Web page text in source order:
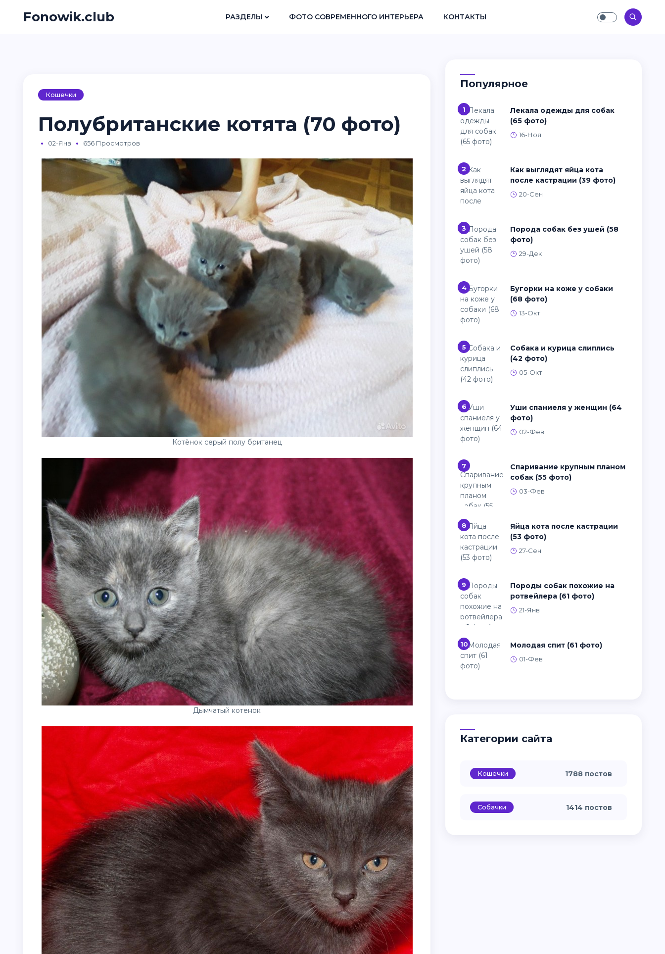
Fonowik.club РАЗДЕЛЫ ФОТО СОВРЕМЕННОГО ИНТЕРЬЕРА КОНТАКТЫ
Кошечки
Полубританские котята (70 фото)
02-Янв 656 Просмотров
Котёнок серый полу британец
Дымчатый котенок
Популярное
1
Лекала одежды для собак
(65 фото)
16-Ноя
2
Как выглядят яйца кота
после кастрации (39 фото)
20-Сен
3
Порода собак без ушей (58
фото)
29-Дек
4
Бугорки на коже у собаки
(68 фото)
13-Окт
5
Собака и курица слиплись
(42 фото)
05-Окт
6
Уши спаниеля у женщин (64
фото)
02-Фев
7
Спаривание крупным планом
собак (55 фото)
03-Фев
8
Яйца кота после кастрации
(53 фото)
27-Сен
9
Породы собак похожие на
ротвейлера (61 фото)
21-Янв
10 Молодая спит (61 фото)
01-Фев
Категории сайта
Кошечки 1788 постов
Собачки 1414 постов